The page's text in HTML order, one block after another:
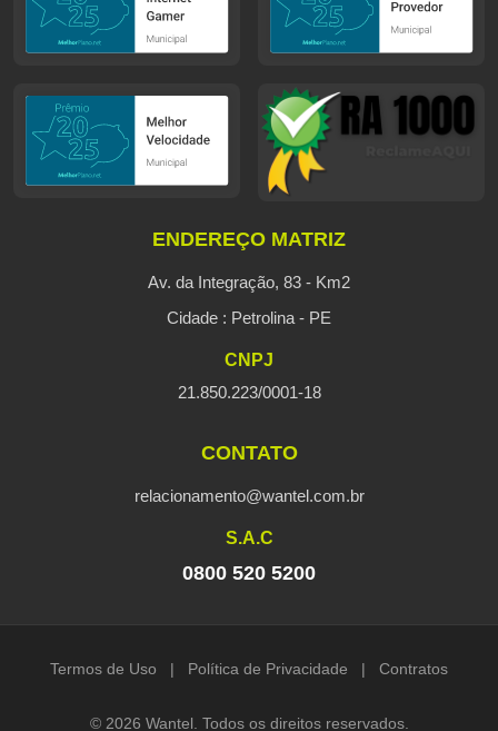
ENDEREÇO MATRIZ
Av. da Integração, 83 - Km2
Cidade : Petrolina - PE
CNPJ
21.850.223/0001-18
CONTATO
relacionamento@wantel.com.br
S.A.C
0800 520 5200
Termos de Uso | Política de Privacidade | Contratos
© 2026 Wantel. Todos os direitos reservados.